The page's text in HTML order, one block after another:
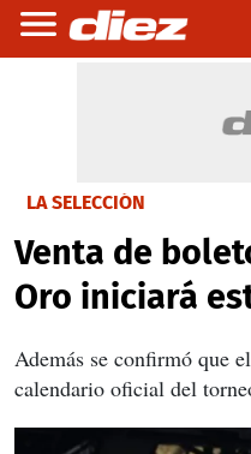
LA SELECCIÓN
Venta de
Oro iniciará
Además se confirmó que
calendario oficial del